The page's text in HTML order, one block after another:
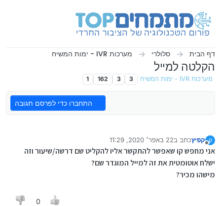
דף הבית סלולרי מערכות IVR - ימות המשיח
הקלטה למייל
מערכות IVR - ימות המשיח 3
3
162
1
התחברו כדי לפרסם תגובה
ק קפיץכתב ב22 באפר׳ 2020, 11:29
נערך לאחרונה על ידי
אני מחפש קו שאפשר להתקשר אליו להקליט שם דרשה/שיעור וזה
ישלח אוטומטית את זה למייל המוגדר שם?
מישהו מכיר?
0